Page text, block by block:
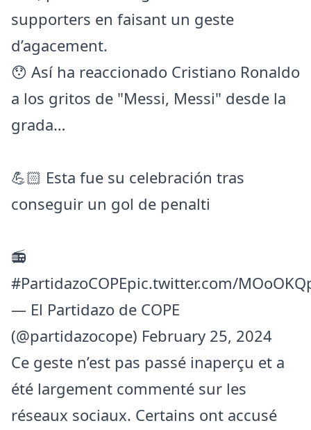
supporters en faisant un geste
d’agacement.
😯 Así ha reaccionado Cristiano Ronaldo
a los gritos de "Messi, Messi" desde la
grada…
💪🏻 Esta fue su celebración tras
conseguir un gol de penalti
📻
#PartidazoCOPEpic.twitter.com/
— El Partidazo de COPE
(@partidazocope) February 25, 2024
Ce geste n’est pas passé inaperçu et a
été largement commenté sur les
réseaux sociaux. Certains ont accusé